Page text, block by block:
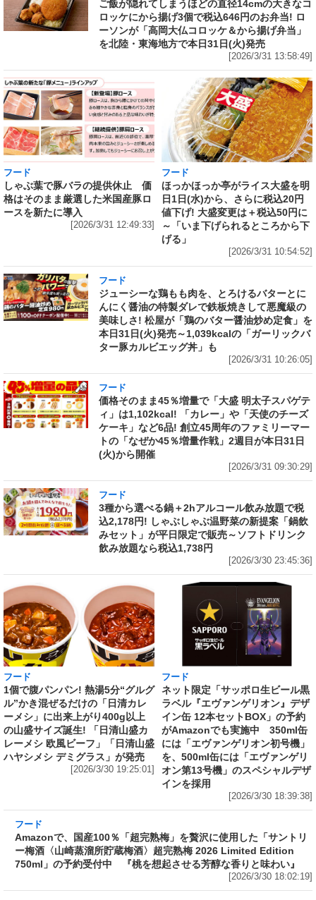
ご飯が隠れてしまうほどの直径14cmの大きなコ
ロッケにから揚げ3個で税込646円のお弁当! ロ
ーソンが「高岡大仏コロッケ＆から揚げ弁当」
を北陸・東海地方で本日31日(火)発売
[2026/3/31 13:58:49]
フード
しゃぶ葉で豚バラの提供休止 価
格はそのまま厳選した米国産豚ロ
ースを新たに導入
[2026/3/31 12:49:33]
フード
ほっかほっか亭がライス大盛を明
日1日(水)から、さらに税込20円
値下げ! 大盛変更は＋税込50円に
～「いま下げられるところから下
げる」
[2026/3/31 10:54:52]
フード
ジューシーな鶏もも肉を、とろけるバターとに
んにく醤油の特製ダレで鉄板焼きして悪魔級の
美味しさ! 松屋が「鶏のバター醤油炒め定食」を
本日31日(火)発売～1,039kcalの「ガーリックバ
ター豚カルビエッグ丼」も
[2026/3/31 10:26:05]
フード
価格そのまま45％増量で「大盛 明太子スパゲテ
ィ」は1,102kcal! 「カレー」や「天使のチーズ
ケーキ」など6品! 創立45周年のファミリーマー
トの「なぜか45％増量作戦」2週目が本日31日
(火)から開催
[2026/3/31 09:30:29]
フード
3種から選べる鍋＋2hアルコール飲み放題で税
込2,178円! しゃぶしゃぶ温野菜の新提案「鍋飲
みセット」が平日限定で販売～ソフトドリンク
飲み放題なら税込1,738円
[2026/3/30 23:45:36]
フード
1個で腹パンパン! 熱湯5分“グルグ
ル”かき混ぜるだけの「日清カレ
ーメシ」に出来上がり400g以上
の山盛サイズ誕生! 「日清山盛カ
レーメシ 欧風ビーフ」「日清山盛
ハヤシメシ デミグラス」が発売
[2026/3/30 19:25:01]
フード
ネット限定「サッポロ生ビール黒
ラベル『エヴァンゲリオン』デザ
イン缶 12本セットBOX」の予約
がAmazonでも実施中 350ml缶
には「エヴァンゲリオン初号機」
を、500ml缶には「エヴァンゲリ
オン第13号機」のスペシャルデザ
インを採用
[2026/3/30 18:39:38]
Amazonで、国産100％「超完熟梅」を贅沢に使
用した「サントリー梅酒〈山崎蒸溜所貯蔵梅
酒〉超完熟梅 2026 Limited Edition 750ml」の
予約受付中 『桃を想起させる芳醇な香りと味
わい』